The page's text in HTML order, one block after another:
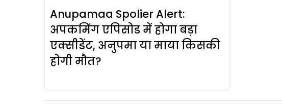
Anupamaa Spolier Alert:
अपकमिंग एपिसोड में होगा बड़ा
एक्सीडेंट, अनुपमा या माया किसकी
होगी मौत?